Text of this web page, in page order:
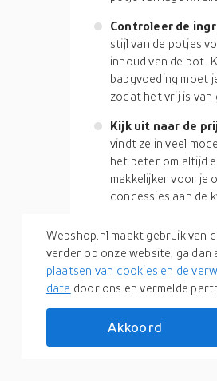
Controleer de
stijl van de potjes
inhoud van de pot.
babyvoeding moet
zodat het vrij is van
Kijk uit naar de
vindt ze in veel
het beter om altijd
makkelijker voor je
concessies aan de
Babyvoeding in een
voedingsmiddelen die
de beste hebt uit het
hopen dat de
nogmaals, alles hangt
kies je keuze zorgvuldig
Webshop.nl maakt gebruik van
verder op onze website, ga
plaatsen van cookies en de
data door ons en vermelde
Akkoord